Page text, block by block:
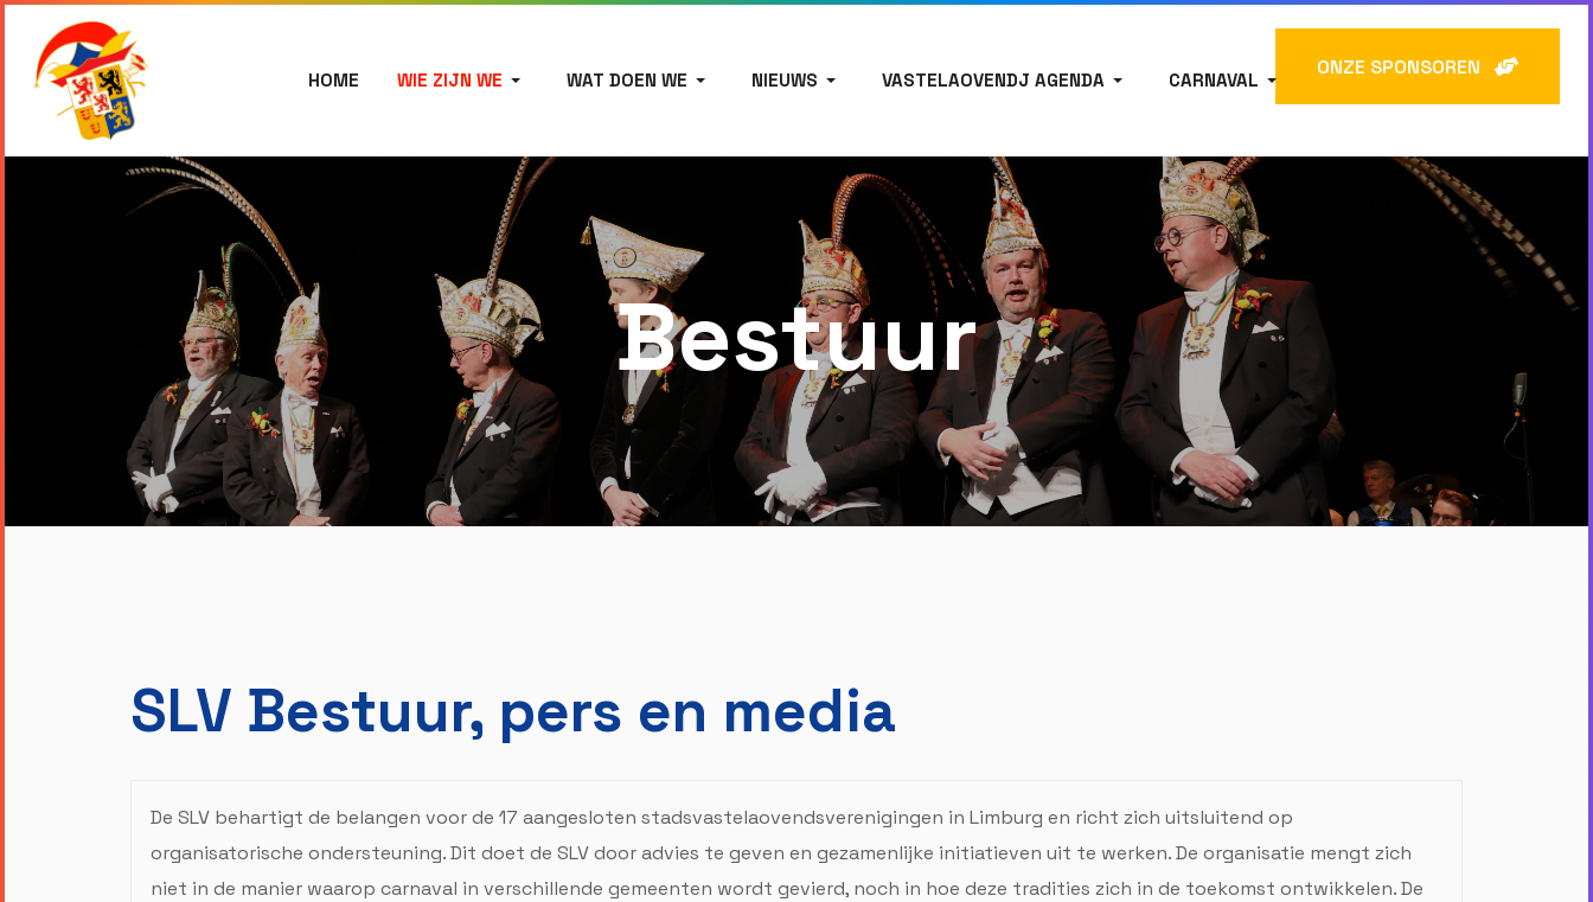
HOME WIE ZIJN WE WAT DOEN WE NIEUWS VASTELAOVENDJ AGENDA CARNAVAL
ONZE SPONSOREN
Bestuur
SLV Bestuur, pers en media
De SLV behartigt de belangen voor de 17 aangesloten stadsvastelaovendsverenigingen in Limburg en richt zich uitsluitend op
organisatorische ondersteuning. Dit doet de SLV door advies te geven en gezamenlijke initiatieven uit te werken. De organisatie mengt zich
niet in de manier waarop carnaval in verschillende gemeenten wordt gevierd, noch in hoe deze tradities zich in de toekomst ontwikkelen. De